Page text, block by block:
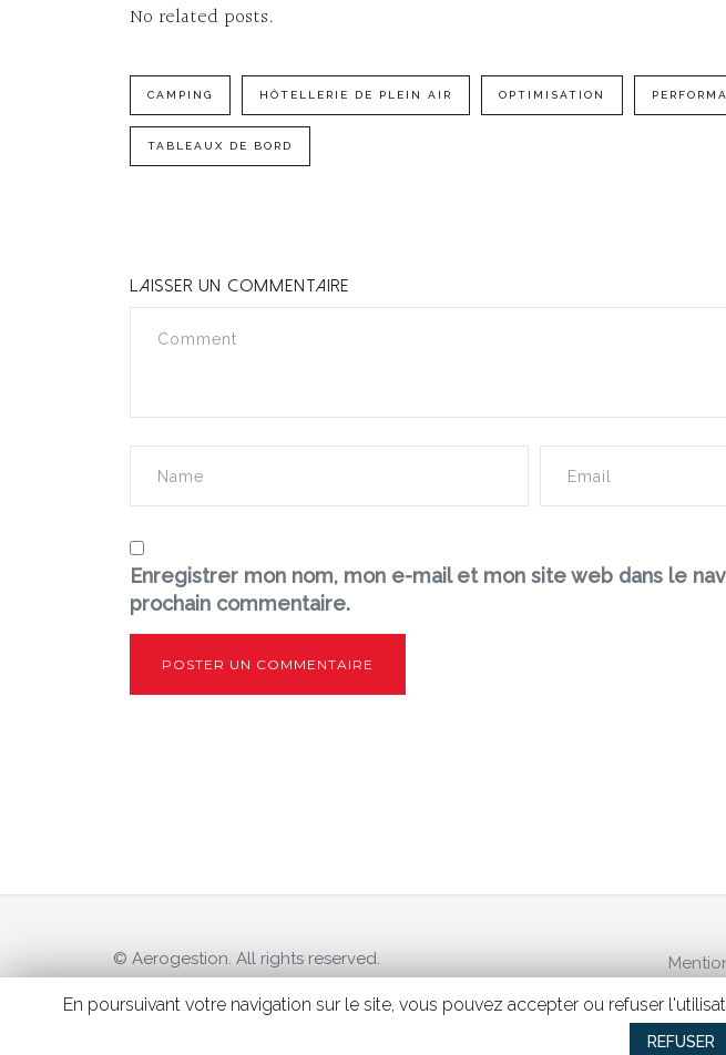
No related posts.
CAMPING HÔTELLERIE DE PLEIN AIR OPTIMISATION
TABLEAUX DE BORD
LAISSER UN COMMENTAIRE
Enregistrer mon nom, mon e-mail et mon site web dans le
prochain commentaire.
© Aerogestion. All rights reserved.
En poursuivant votre navigation sur le site, vous pouvez accepter ou refuser
REFUSER